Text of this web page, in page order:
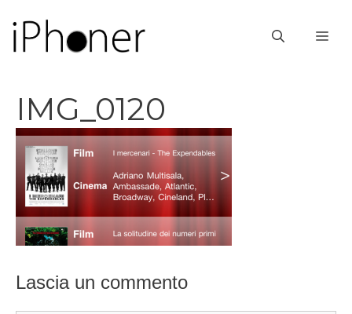
contenuto
IMG_0120
Lascia un commento